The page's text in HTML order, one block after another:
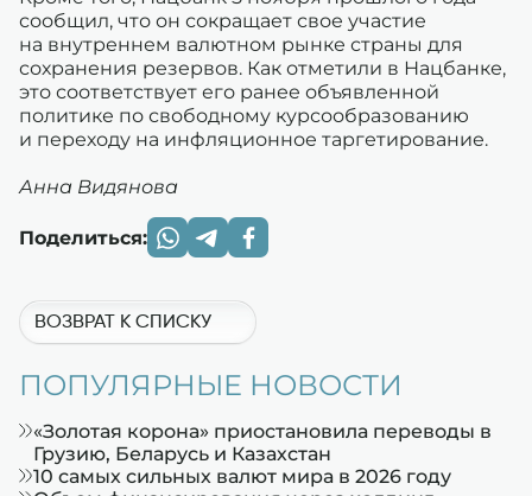
сообщил, что он сокращает свое участие
на внутреннем валютном рынке страны для
сохранения резервов. Как отметили в Нацбанке,
это соответствует его ранее объявленной
политике по свободному курсообразованию
и переходу на инфляционное таргетирование.
Анна Видянова
Поделиться:
ВОЗВРАТ К СПИСКУ
ПОПУЛЯРНЫЕ НОВОСТИ
«Золотая корона» приостановила переводы в
Грузию, Беларусь и Казахстан
10 самых сильных валют мира в 2026 году